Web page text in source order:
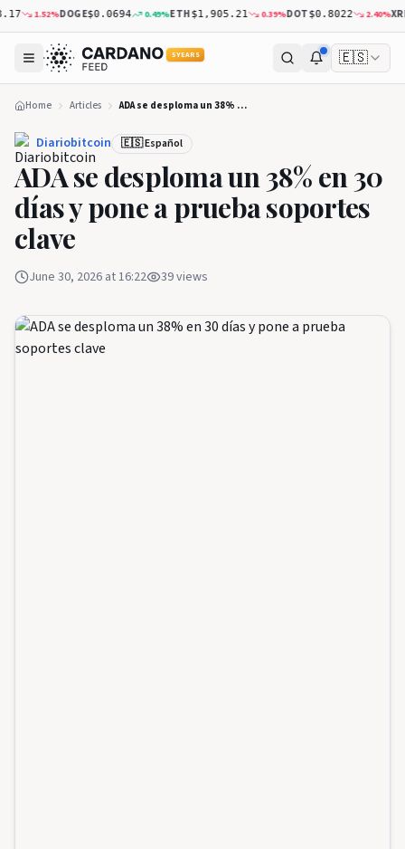
1.52%DOGE$0.0694 0.49%ETH$1,905.21 0.39%DOT$0.8022 2.40%XRP
5 YEARS 🇪🇸
Home Articles ADA se desploma un 38% en 30 días y pone a prueba soportes clave
Diariobitcoin 🇪🇸 Español
ADA se desploma un 38% en 30
días y pone a prueba soportes
clave
June 30, 2026 at 16:22 39views